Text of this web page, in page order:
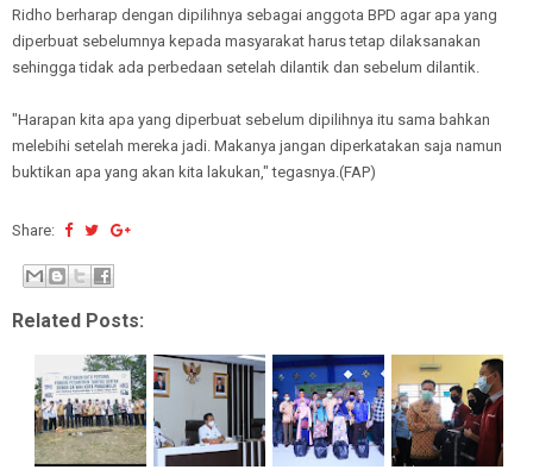
Ridho berharap dengan dipilihnya sebagai anggota BPD agar apa yang
diperbuat sebelumnya kepada masyarakat harus tetap dilaksanakan
sehingga tidak ada perbedaan setelah dilantik dan sebelum dilantik.
"Harapan kita apa yang diperbuat sebelum dipilihnya itu sama bahkan
melebihi setelah mereka jadi. Makanya jangan diperkatakan saja namun
buktikan apa yang akan kita lakukan," tegasnya.(FAP)
Share:
Related Posts: